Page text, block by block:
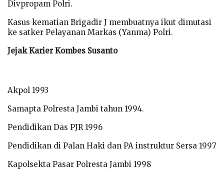
Divpropam Polri.
Kasus kematian Brigadir J membuatnya ikut dimutasi
ke satker Pelayanan Markas (Yanma) Polri.
Jejak Karier Kombes Susanto
Akpol 1993
Samapta Polresta Jambi tahun 1994.
Pendidikan Das PJR 1996
Pendidikan di Palan Haki dan PA instruktur Sersa 1997
Kapolsekta Pasar Polresta Jambi 1998